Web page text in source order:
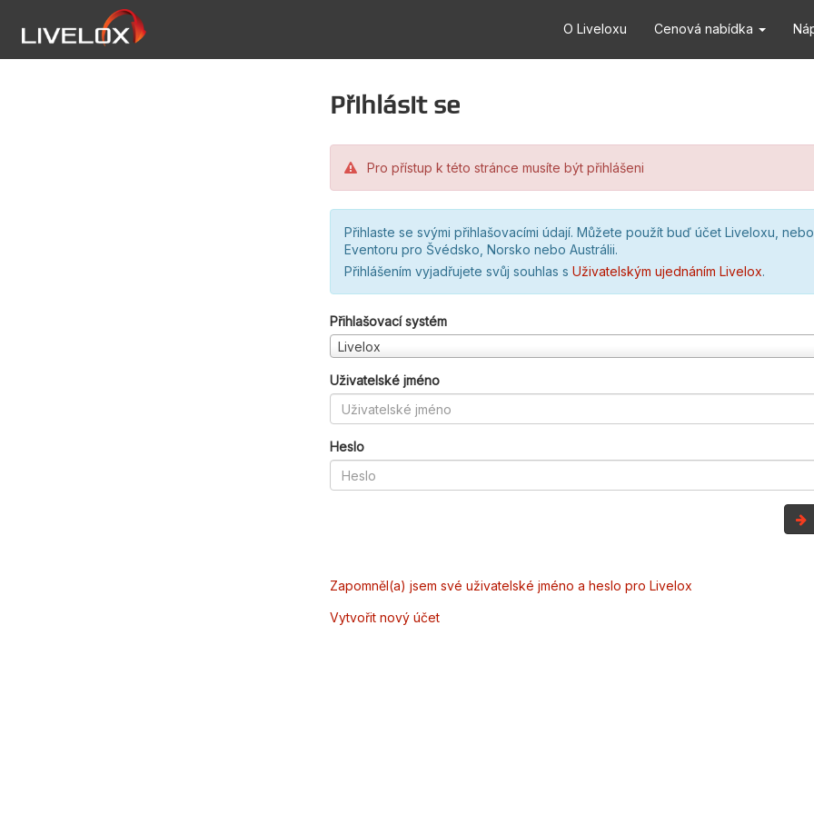
O Liveloxu Cenová nabídka
Přihlásit se
Pro přístup k této stránce musíte být přihlášeni
Přihlaste se svými přihlašovacími údají. Můžete použít buď účet Liveloxu,
Eventoru pro Švédsko, Norsko nebo Austrálii.
Přihlášením vyjadřujete svůj souhlas s Uživatelským ujednáním Livelox.
Přihlašovací systém
Livelox
Uživatelské jméno
Heslo
Zapomněl(a) jsem své uživatelské jméno a heslo pro Livelox
Vytvořit nový účet